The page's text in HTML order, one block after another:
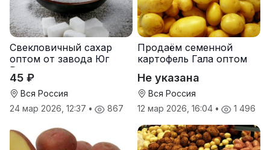
Свекловичный сахар
оптом от завода Юг
Руси
45 ₽
Вся Россия
24 мар 2026, 12:37 • 867
Продаём семенной
картофель Гала оптом
Не указана
Вся Россия
12 мар 2026, 16:04 • 1 496